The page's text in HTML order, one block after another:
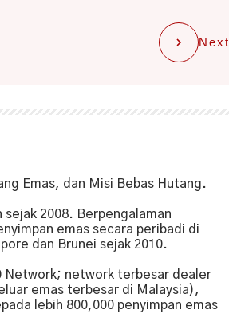
Next
Emas, dan Misi Bebas Hutang.
2008. Berpengalaman
emas secara peribadi di
dan Brunei sejak 2010.
Network; network terbesar dealer
emas terbesar di Malaysia),
lebih 800,000 penyimpan emas